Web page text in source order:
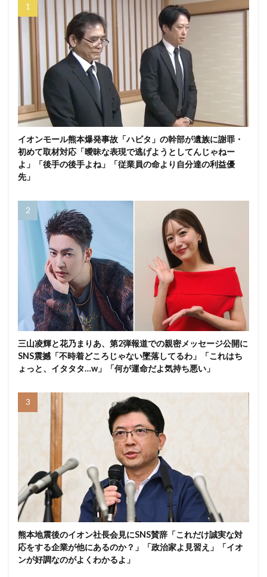
イオンモール熊本爆発事故「ハビタ」の幹部が遺族に謝罪・
初めて取材対応「曖昧な表現で逃げようとしてんじゃねー
よ」「後手の後手よね」「従業員の命より自分達の利益優
先」
三山凌輝と花乃まりあ、第2弾報道での親密メッセージ公開に
SNS震撼「不時着どころじゃない墜落してるわ」「これはち
ょっと、イタタタ…w」「何が運命だよ気持ち悪い」
熊本地震後のイオン社長会見にSNS賛辞「これだけ誠実な対
応をする企業が他にあるのか？」「政治家よ見習え」「イオ
ンが好調なのがよくわかるよ」